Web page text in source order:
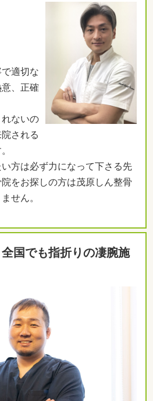
適切な
、正確
ないの
される
方は必ず力になって下さる先
をお探しの方は茂原しん整骨
せん。
全国でも指折りの凄腕施